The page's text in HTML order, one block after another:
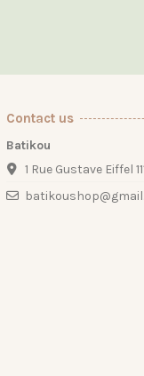
Contact us
Batikou
1 Rue Gustave Eiffel